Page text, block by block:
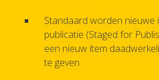
Standaard worden nieuwe
publicatie (Staged for
een nieuw item
te geven